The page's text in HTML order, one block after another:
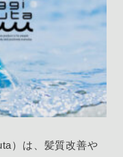
）は、髪質改善や